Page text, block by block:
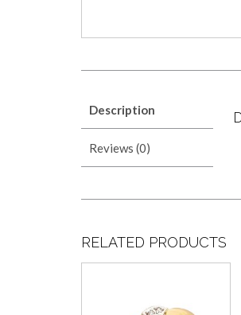
Description
Reviews (0)
RELATED PRODUCTS